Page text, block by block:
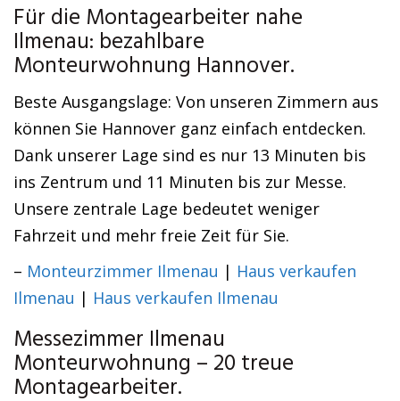
Für die Montagearbeiter nahe
Ilmenau: bezahlbare
Monteurwohnung Hannover.
Beste Ausgangslage: Von unseren Zimmern aus
können Sie Hannover ganz einfach entdecken.
Dank unserer Lage sind es nur 13 Minuten bis
ins Zentrum und 11 Minuten bis zur Messe.
Unsere zentrale Lage bedeutet weniger
Fahrzeit und mehr freie Zeit für Sie.
– Monteurzimmer Ilmenau | Haus verkaufen
Ilmenau | Haus verkaufen Ilmenau
Messezimmer Ilmenau
Monteurwohnung – 20 treue
Montagearbeiter.